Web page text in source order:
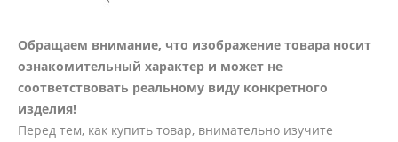
Обращаем внимание, что изображение товара носит
ознакомительный характер и может не
соответствовать реальному виду конкретного
изделия!
Перед тем, как купить товар, внимательно изучите